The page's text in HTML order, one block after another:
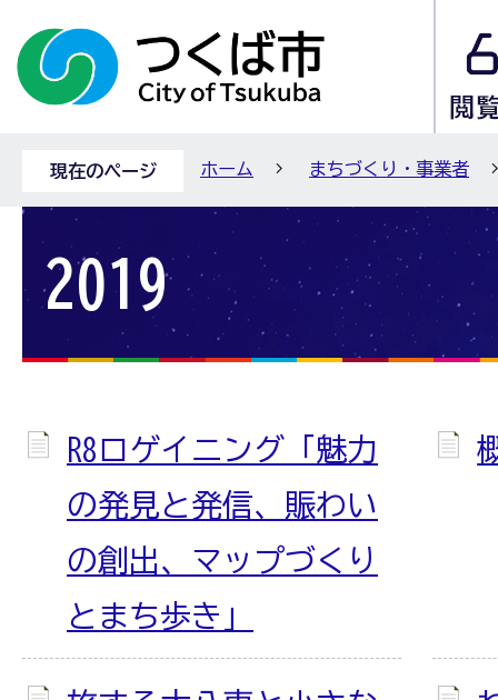
現在のページ ホーム まちづくり・事業者
2019
R8ロゲイニング「魅力
の発見と発信、賑わい
の創出、マップづくり
とまち歩き」